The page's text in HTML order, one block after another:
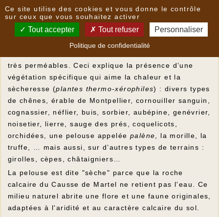
Pelouses sèches
très perméables. Ceci explique la présence d’une
végétation spécifique qui aime la chaleur et la
sècheresse (plantes thermo-xérophiles) : divers types
de chênes, érable de Montpellier, cornouiller sanguin,
cognassier, néflier, buis, sorbier, aubépine, genévrier,
noisetier, lierre, sauge des prés, coquelicots,
orchidées, une pelouse appelée palène , la morille, la
truffe, … mais aussi, sur d’autres types de terrains :
girolles, cèpes, châtaigniers…
La pelouse est dite "sèche" parce que la roche
calcaire du Causse de Martel ne retient pas l'eau. Ce
milieu naturel abrite une flore et une faune originales,
adaptées à l'aridité et au caractère calcaire du sol.
Ce site utilise des cookies et vous donne le contrôle
sur ceux que vous souhaitez activer
Tout accepter Tout refuser Personnaliser
Politique de confidentialité